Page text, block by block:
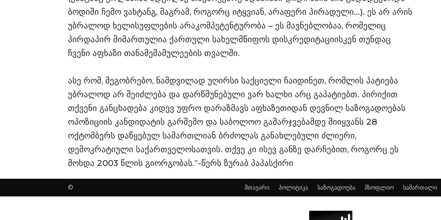
ბოდიში ჩემო ვახტანგ, მაგრამ, როგორც იტყვიან, არაფერი პირადული…). ეს არ არის
უბრალოდ ხელისუფლების არაკომპეტენტურობა – ეს მავნებლობაა, რომელიც
პირდაპირ მიმართულია ქართული სახელმწიფოს დისკრედიტაციისკენ თუნდაც
ჩვენი აფხაზი თანამემამულეების თვალში.
ასე რომ, მეგობრებო, ნამდვილად უღირსი საქციელი ჩაიდინეთ, რომლის პატიება
უბრალოდ არ შეიძლება და დარწმუნებული ვარ ხალხი არც გაპატიებთ. პირიქით
თქვენი განცხადება კიდევ უფრო დარაზმავს აფხაზეთიდან დევნილ საზოგადოებას
ოპოზიციის კანდიდატის გარშემო და საბოლოო გამარჯვებამდე მიიყვანს 28
ოქტომბერს დაწყებულ სამართლიან ბრძოლას განახლებული ძლიერი,
დემოკრატიული საქართველოსათვის. თქვე კი ისევ განზე დარჩებით, როგორც ეს
მოხდა 2003 წლის გიორგობას.”-წერს ზურაბ პაპასქირი
მთავარი პოლიტიკა საზოგადოება მსოფლიო სამართალი
©